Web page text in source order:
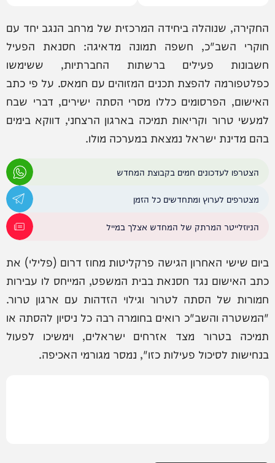
החקירה, שנוהלה ביחידה המרכזית של מרחב הנגב יחד עם
חוקרי השב"כ, חשפה תמונה מדאיגה: חסנאת הפעיל
חשבונות פעילים ברשתות החברתיות, ששימשו
כפלטפורמה להפצת תכנים המזוהים עם חמאס. על פי כתב
האישום, הפרסומים כללו מסרי הסתה ישירים, דברי שבח
למעשי טרור וקריאות תמיכה בארגון הרצחני, דווקא בימים
בהם מדינת ישראל נמצאת במערכה מולו.
הצטרפו לעדכונים חמים בקבוצת המחדש
מצטרפים לערוץ ומתחדשים כל הזמן
הניוזלייטר המרתק של המחדש אצלך במייל
ביום שישי האחרון הגישה פרקליטות מחוז דרום (פלילי) את
כתב האישום נגד חסנאת בבית המשפט, המייחס לו עבירות
חמורות של הסתה לטרור וגילוי הזדהות עם ארגון טרור.
"המשטרה והשב"כ רואים בחומרה רבה כל ניסיון להסתה או
תמיכה בטרור מצד אזרחים ישראלים, וימשיכו לפעול
בנחישות לסיכול פעילות כזו", נמסר מגורמי האכיפה.